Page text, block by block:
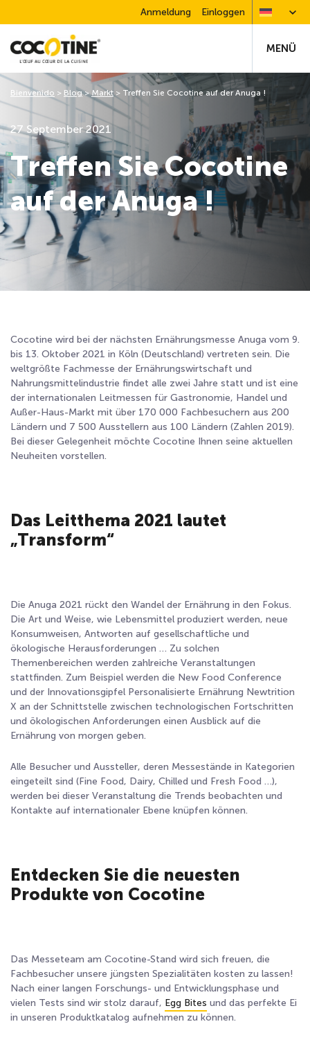
Anmeldung Einloggen
MENÜ
27 September 2021
Treffen Sie Cocotine
auf der Anuga !
Bienvenido > Blog>Markt> Treffen Sie Cocotine auf der Anuga !
Cocotine wird bei der nächsten Ernährungsmesse Anuga vom 9.
bis 13. Oktober 2021 in Köln (Deutschland) vertreten sein. Die
weltgrößte Fachmesse der Ernährungswirtschaft und
Nahrungsmittelindustrie findet alle zwei Jahre statt und ist eine
der internationalen Leitmessen für Gastronomie, Handel und
Außer-Haus-Markt mit über 170 000 Fachbesuchern aus 200
Ländern und 7 500 Ausstellern aus 100 Ländern (Zahlen 2019).
Bei dieser Gelegenheit möchte Cocotine Ihnen seine aktuellen
Neuheiten vorstellen.
Das Leitthema 2021 lautet
„Transform“
Die Anuga 2021 rückt den Wandel der Ernährung in den Fokus.
Die Art und Weise, wie Lebensmittel produziert werden, neue
Konsumweisen, Antworten auf gesellschaftliche und
ökologische Herausforderungen … Zu solchen
Themenbereichen werden zahlreiche Veranstaltungen
stattfinden. Zum Beispiel werden die New Food Conference
und der Innovationsgipfel Personalisierte Ernährung Newtrition
X an der Schnittstelle zwischen technologischen Fortschritten
und ökologischen Anforderungen einen Ausblick auf die
Ernährung von morgen geben.
Alle Besucher und Aussteller, deren Messestände in Kategorien
eingeteilt sind (Fine Food, Dairy, Chilled und Fresh Food …),
werden bei dieser Veranstaltung die Trends beobachten und
Kontakte auf internationaler Ebene knüpfen können.
Entdecken Sie die neuesten
Produkte von Cocotine
Das Messeteam am Cocotine-Stand wird sich freuen, die
Fachbesucher unsere jüngsten Spezialitäten kosten zu lassen!
Nach einer langen Forschungs- und Entwicklungsphase und
vielen Tests sind wir stolz darauf, Egg Bites und das perfekte Ei
in unseren Produktkatalog aufnehmen zu können.